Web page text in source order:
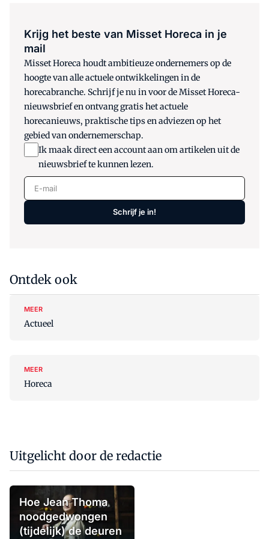
Krijg het beste van Misset Horeca in je
mail
Misset Horeca houdt ambitieuze ondernemers op de
hoogte van alle actuele ontwikkelingen in de
horecabranche. Schrijf je nu in voor de Misset Horeca-
nieuwsbrief en ontvang gratis het actuele
horecanieuws, praktische tips en adviezen op het
gebied van ondernemerschap.
Ik maak direct een account aan om artikelen uit de
nieuwsbrief te kunnen lezen.
E-mail
Schrijf je in!
Ontdek ook
MEER
Actueel
MEER
Horeca
Uitgelicht door de redactie
Hoe Jean Thoma
noodgedwongen
(tijdelijk) de deuren